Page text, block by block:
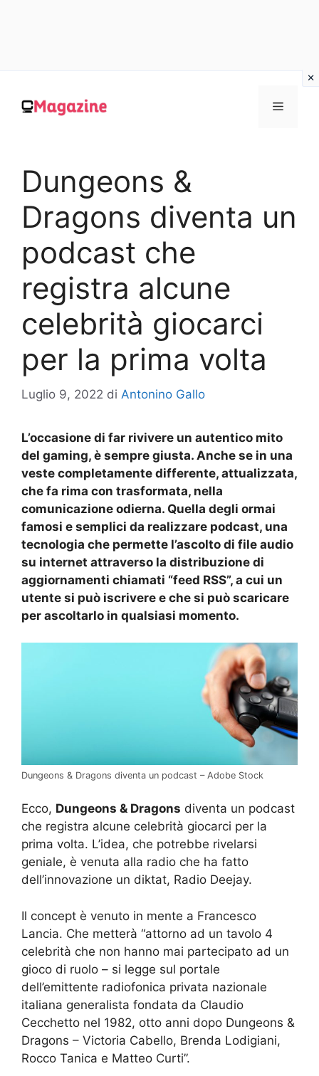
contenuto
MENU
Dungeons &
Dragons diventa un
podcast che
registra alcune
celebrità giocarci
per la prima volta
Luglio 9, 2022 di Antonino Gallo
L’occasione di far rivivere un autentico mito
del gaming, è sempre giusta. Anche se in una
veste completamente differente, attualizzata,
che fa rima con trasformata, nella
comunicazione odierna. Quella degli ormai
famosi e semplici da realizzare podcast, una
tecnologia che permette l’ascolto di file audio
su internet attraverso la distribuzione di
aggiornamenti chiamati “feed RSS”, a cui un
utente si può iscrivere e che si può scaricare
per ascoltarlo in qualsiasi momento.
Dungeons & Dragons diventa un podcast – Adobe Stock
Ecco, Dungeons & Dragons diventa un podcast
che registra alcune celebrità giocarci per la
prima volta. L’idea, che potrebbe rivelarsi
geniale, è venuta alla radio che ha fatto
dell’innovazione un diktat, Radio Deejay.
Il concept è venuto in mente a Francesco
Lancia. Che metterà “attorno ad un tavolo 4
celebrità che non hanno mai partecipato ad un
gioco di ruolo – si legge sul portale
dell’emittente radiofonica privata nazionale
italiana generalista fondata da Claudio
Cecchetto nel 1982, otto anni dopo Dungeons &
Dragons – Victoria Cabello, Brenda Lodigiani,
Rocco Tanica e Matteo Curti”.